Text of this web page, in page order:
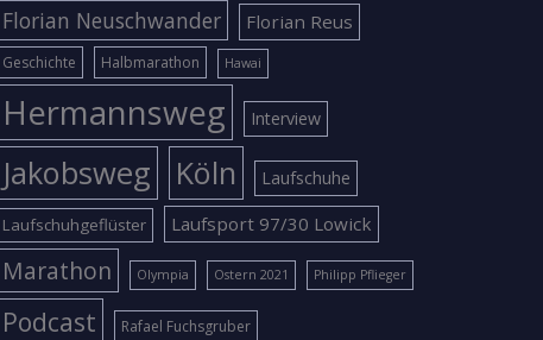
Florian Neuschwander Florian Reus
Geschichte Halbmarathon Hawai
Hermannsweg Interview
Jakobsweg Köln Laufschuhe
Laufschuhgeflüster Laufsport 97/30 Lowick
Marathon Olympia Ostern 2021 Philipp Pflieger
Podcast Rafael Fuchsgruber